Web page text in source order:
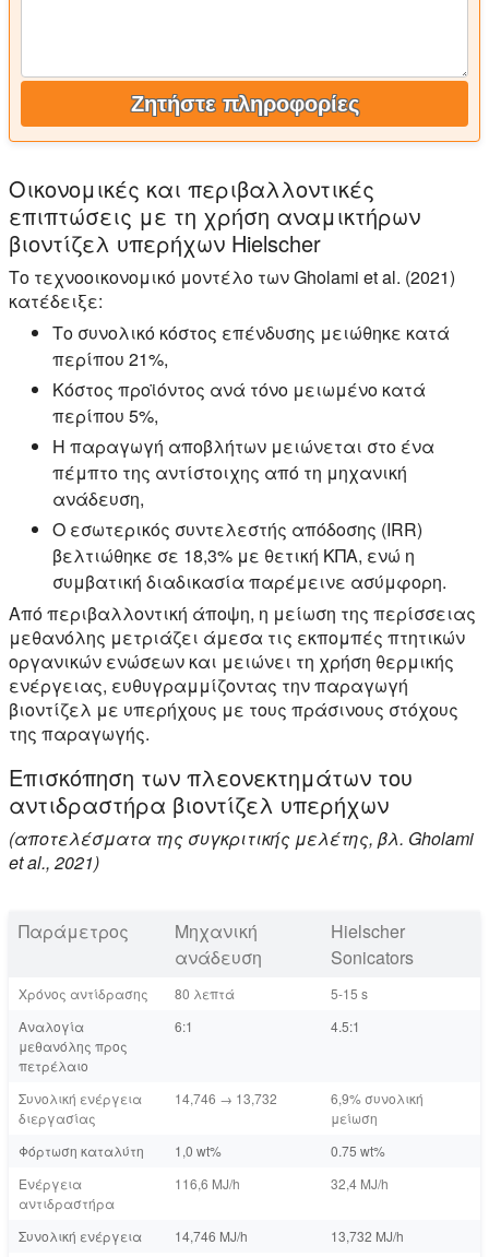
Ζητήστε πληροφορίες
Οικονομικές και περιβαλλοντικές
επιπτώσεις με τη χρήση αναμικτήρων
βιοντίζελ υπερήχων Hielscher
Το τεχνοοικονομικό μοντέλο των Gholami et al. (2021)
κατέδειξε:
Το συνολικό κόστος επένδυσης μειώθηκε κατά
περίπου 21%,
Κόστος προϊόντος ανά τόνο μειωμένο κατά
περίπου 5%,
Η παραγωγή αποβλήτων μειώνεται στο ένα
πέμπτο της αντίστοιχης από τη μηχανική
ανάδευση,
Ο εσωτερικός συντελεστής απόδοσης (IRR)
βελτιώθηκε σε 18,3% με θετική ΚΠΑ, ενώ η
συμβατική διαδικασία παρέμεινε ασύμφορη.
Από περιβαλλοντική άποψη, η μείωση της περίσσειας
μεθανόλης μετριάζει άμεσα τις εκπομπές πτητικών
οργανικών ενώσεων και μειώνει τη χρήση θερμικής
ενέργειας, ευθυγραμμίζοντας την παραγωγή
βιοντίζελ με υπερήχους με τους πράσινους στόχους
της παραγωγής.
Επισκόπηση των πλεονεκτημάτων του
αντιδραστήρα βιοντίζελ υπερήχων
(αποτελέσματα της συγκριτικής μελέτης, βλ. Gholami
et al., 2021)
Παράμετρος
Μηχανική
ανάδευση
Hielscher
Sonicators
Χρόνος αντίδρασης 80 λεπτά
5-15 s
Αναλογία
μεθανόλης προς
πετρέλαιο
6:1 4.5:1
Συνολική ενέργεια
διεργασίας
14,746 → 13,732
6,9% συνολική
μείωση
Φόρτωση καταλύτη
1,0 wt%
0.75 wt%
Ενέργεια
αντιδραστήρα
116,6 MJ/h 32,4 MJ/h
Συνολική ενέργεια 14,746 MJ/h
13,732 MJ/h